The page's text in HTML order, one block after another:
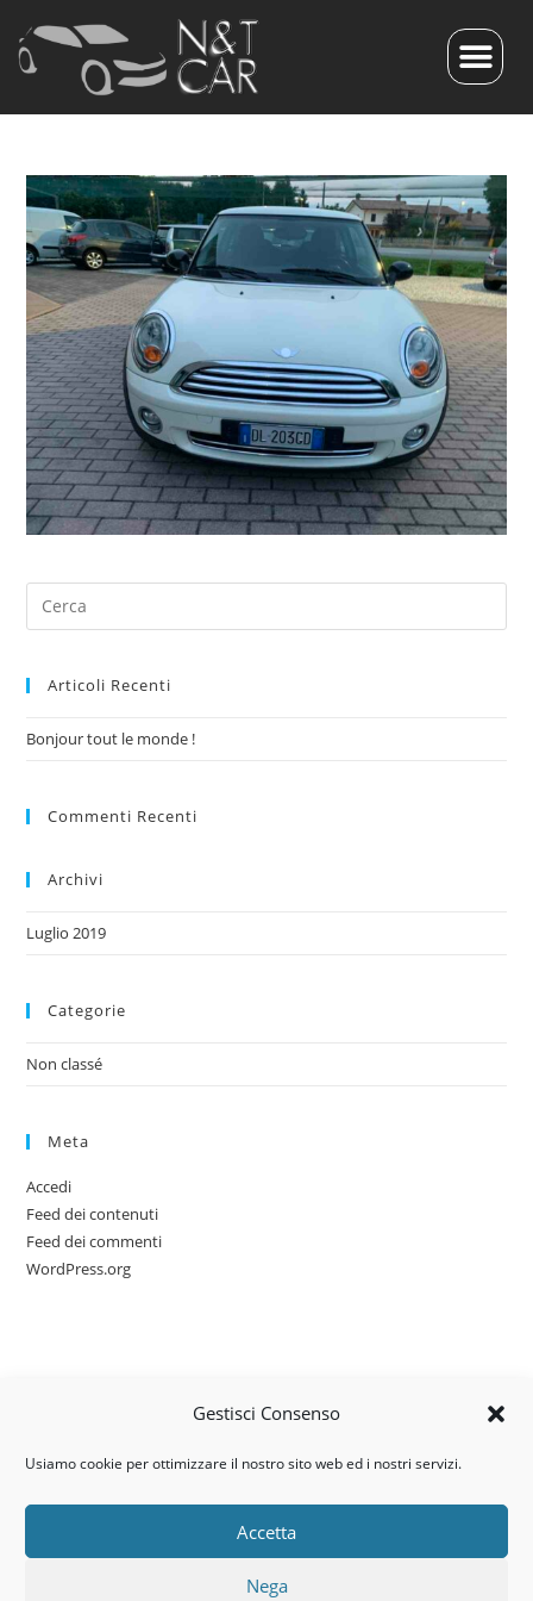
Gestisci Consenso
Usiamo cookie per ottimizzare il nostro sito web ed i nostri servizi.
Accetta
Nega
Articoli Recenti
Bonjour tout le monde !
Commenti Recenti
Archivi
Luglio 2019
Categorie
Non classé
Meta
Accedi
Feed dei contenuti
Feed dei commenti
WordPress.org
Via dell’artigianato, 14 – 31030